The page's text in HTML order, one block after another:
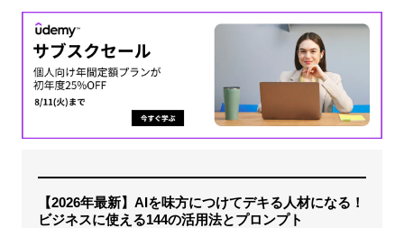
【2026年最新】AIを味方につけてデキる人材になる！
ビジネスに使える144の活用法とプロンプト